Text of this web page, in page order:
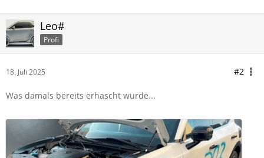
Leo#
Profi
18. Juli 2025 #2
Was damals bereits erhascht wurde...